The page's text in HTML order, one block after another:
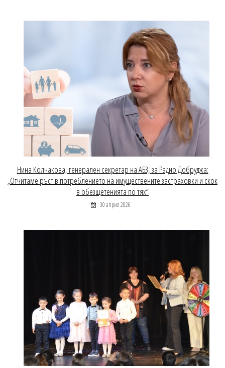
Нина Колчакова, генерален секретар на АБЗ, за Радио Добруджа:
„Отчитаме ръст в потреблението на имуществените застраховки и скок
в обезщетенията по тях“
30 април 2026